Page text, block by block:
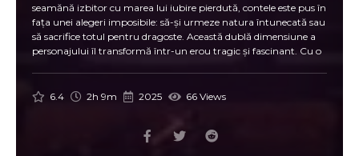
seamănă izbitor cu marea lui iubire pierdută, contele este pus în
fața unei alegeri imposibile: să-și urmeze natura întunecată sau
să sacrifice totul pentru dragoste. Această dublă dimensiune a
personajului îl transformă într-un erou tragic și fascinant. Cu o
cinematografică intensă. Decorurile gotice, scenele filmate în
fragilitatea iubirii. Un alt punct forte al filmului este modul în
6.4 2h 9m 2025 66 Views